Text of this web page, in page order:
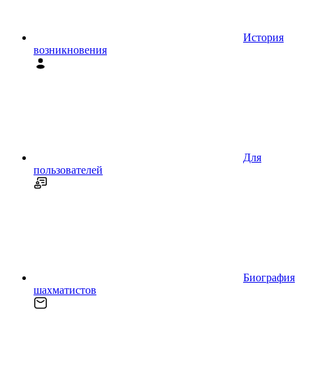
История
возникновения
Для
пользователей
Биография
шахматистов